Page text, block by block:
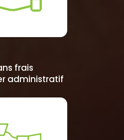
frais
administratif